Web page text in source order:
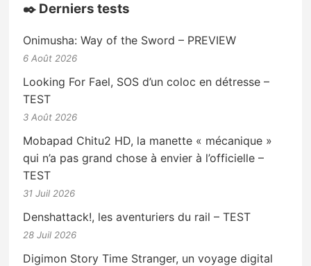
✒️ Derniers tests
Onimusha: Way of the Sword – PREVIEW
6 Août 2026
Looking For Fael, SOS d’un coloc en détresse –
TEST
3 Août 2026
Mobapad Chitu2 HD, la manette « mécanique »
qui n’a pas grand chose à envier à l’officielle –
TEST
31 Juil 2026
Denshattack!, les aventuriers du rail – TEST
28 Juil 2026
Digimon Story Time Stranger, un voyage digital